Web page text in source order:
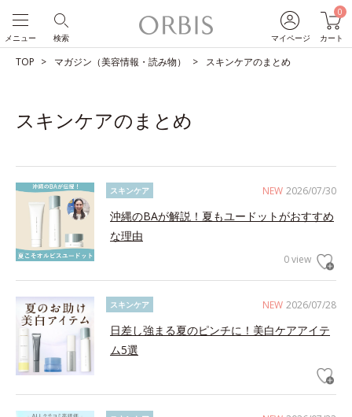
マイページ
0
カート
検索
メニュー
TOP マガジン（美容情報・読み物） スキンケアのまとめ
スキンケアのまとめ
NEW 2026/07/30
スキンケア
沖縄のBAが解説！夏もユードットがおすすめ
な理由
0 view
NEW 2026/07/28
スキンケア
日差し強まる夏のピンチに！美白ケアアイテ
ム5選